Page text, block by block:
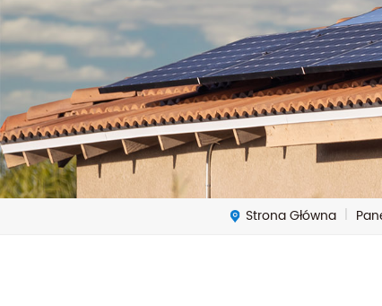
Strona Główna |